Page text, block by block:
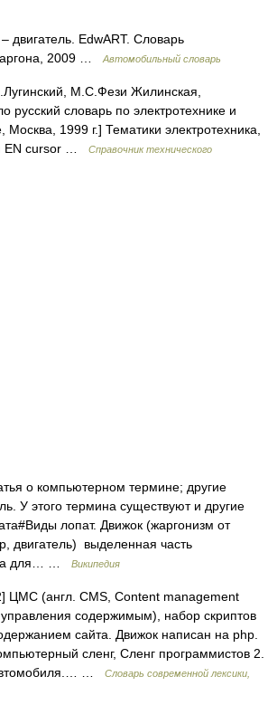
двигатель. EdwART. Словарь
2009 …
Автомобильный словарь
М.С.Фези Жилинская,
русский словарь по электротехнике и
Москва, 1999 г.] Тематики электротехника,
EN cursor …
Справочник технического
о компьютерном термине; другие
У этого термина существуют и другие
лопат. Движок (жаргонизм от
двигатель) выделенная часть
для… …
Википедия
ЦМС (англ. CMS, Content management
содержимым), набор скриптов
сайта. Движок написан на php.
сленг, Сленг программистов 2.
…
Cловарь современной лексики,